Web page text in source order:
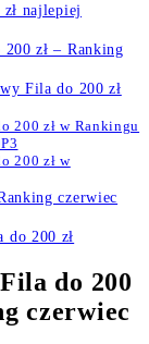
najlepiej
zł – Ranking
Fila do 200 zł
200 zł w Rankingu
200 zł w
czerwiec
do 200 zł
do 200
czerwiec